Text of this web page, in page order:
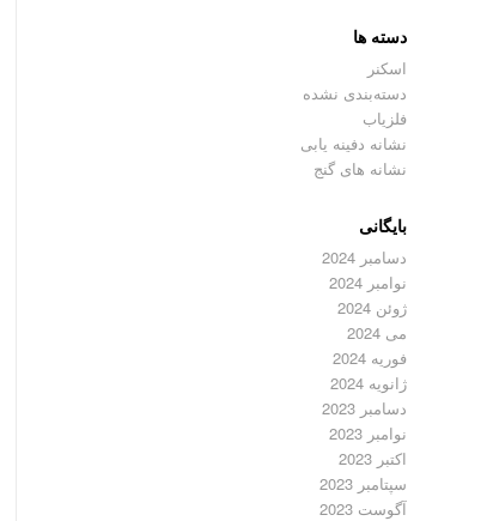
دسته ها
اسکنر
دسته‌بندی نشده
فلزیاب
نشانه دفینه یابی
نشانه های گنج
بایگانی
دسامبر 2024
نوامبر 2024
ژوئن 2024
می 2024
فوریه 2024
ژانویه 2024
دسامبر 2023
نوامبر 2023
اکتبر 2023
سپتامبر 2023
آگوست 2023